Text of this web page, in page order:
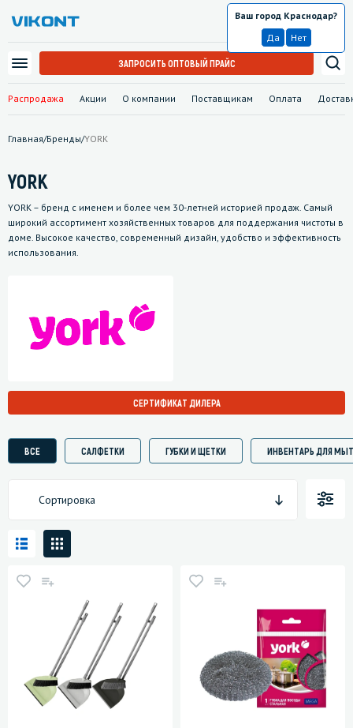
Распродажа Акции О компании Поставщикам Оплата
Краснодар
Ваш город Краснодар?
Да
Нет
ЗАПРОСИТЬ ОПТОВЫЙ ПРАЙС
Главная/Бренды/YORK
YORK
YORK – бренд с именем и более чем 30-летней историей продаж. Самый
широкий ассортимент хозяйственных товаров для поддержания чистоты в
доме. Высокое качество, современный дизайн, удобство и эффективность
использования.
СЕРТИФИКАТ ДИЛЕРА
ВСЕ САЛФЕТКИ ГУБКИ И ЩЕТКИ ИНВЕНТАРЬ ДЛЯ
Сортировка